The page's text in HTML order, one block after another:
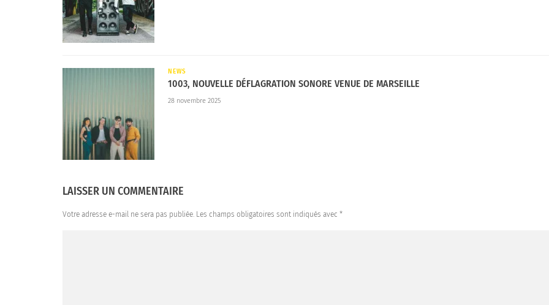
NEWS
1003, NOUVELLE DÉFLAGRATION SONORE VENUE DE MARSEILLE
28 novembre 2025
LAISSER UN COMMENTAIRE
Votre adresse e-mail ne sera pas publiée. Les champs obligatoires sont indiqués avec *